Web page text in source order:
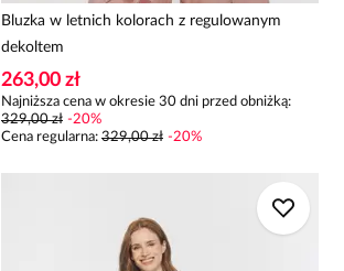
Bluzka w letnich kolorach z regulowanym
dekoltem
263,00 zł
Najniższa cena w okresie 30 dni przed obniżką:
329,00 zł -20%
Cena regularna: 329,00 zł -20%